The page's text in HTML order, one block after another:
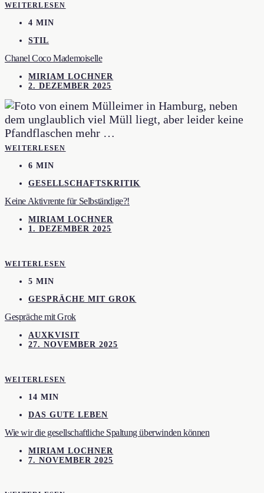
WEITERLESEN
4 MIN
STIL
Chanel Coco Mademoiselle
MIRIAM LOCHNER
2. DEZEMBER 2025
WEITERLESEN
6 MIN
GESELLSCHAFTSKRITIK
Keine Aktivrente für Selbständige?!
MIRIAM LOCHNER
1. DEZEMBER 2025
WEITERLESEN
5 MIN
GESPRÄCHE MIT GROK
Gespräche mit Grok
AUXKVISIT
27. NOVEMBER 2025
WEITERLESEN
14 MIN
DAS GUTE LEBEN
Wie wir die gesellschaftliche Spaltung überwinden können
MIRIAM LOCHNER
7. NOVEMBER 2025